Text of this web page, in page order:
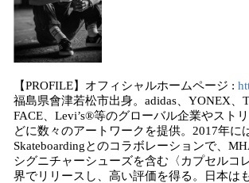
【PROFILE】オフィシャルホームページ :
福島県會津若松市出身。adidas、YONEX、
FACE、Levi’s®等のグローバル企業やスト
どに数々のアートワークを提供。2017年に
Skateboardingとのコラボレーションで、
シグニチャーシューズを含む〈カプセルコ
界でリリースし、高い評価を得る。日本は